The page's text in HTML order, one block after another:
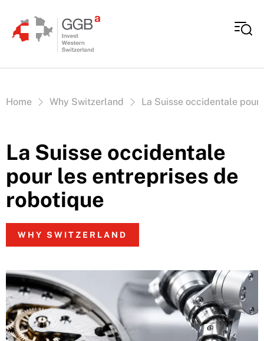
Vous êtes ici:
Home Why Switzerland La Suisse occidentale
La Suisse occidentale
pour les entreprises de
robotique
WHY SWITZERLAND